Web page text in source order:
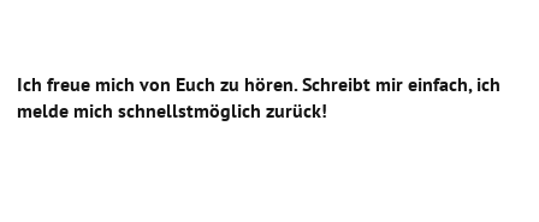
Ich freue mich von Euch zu hören. Schreibt mir einfach, ich
melde mich schnellstmöglich zurück!